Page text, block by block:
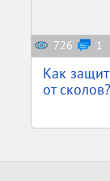
726 1
Как
от